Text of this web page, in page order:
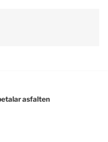
asfalten